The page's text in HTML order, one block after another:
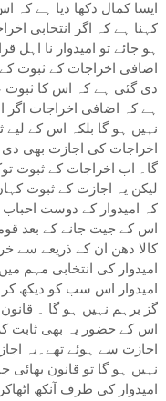
ایسا کمال دکھا دیا ہے کہ
کہنا ہے کہ اگر انتخابی
ہو جائے تو امیدوار نا اہل
اضافی اخراجات کے ثبوت
دی گئی ہے کہ اس کا ثبوت
ہے کہ اضافی اخراجات اگر
نہیں ہو گا بلکہ اس کے لیے
اخراجات کی اجازت بھی
گا۔ اب اخراجات کے
لیکن یہ اجازت کے ثبوت
کہ امیدوار کے دوست
اس کے جیت جانے کے بعد
کالا دھن ان کے ذریعے سے
امیدوار کی انتخابی مہم
امیدوار اس سب کو دیکھ کر
گز برہم نہیں ہو گا ۔
اس کے حضور یہ بھی ثابت
اجازت سے ہوئے تھے۔یہ
نہیں ہو گا تو قانون بھائی
امیدوار کی طرف آنکھ